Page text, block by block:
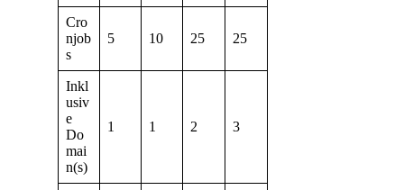
Cro
njob
s
5 10 25 25
Inkl
usiv
e
Do
mai
n(s)
1 1 2 3